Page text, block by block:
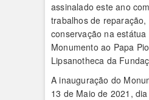
assinalado este ano
trabalhos de
conservação na
Monumento ao Papa
Lipsanotheca da
A inauguração do
13 de Maio de 2021,